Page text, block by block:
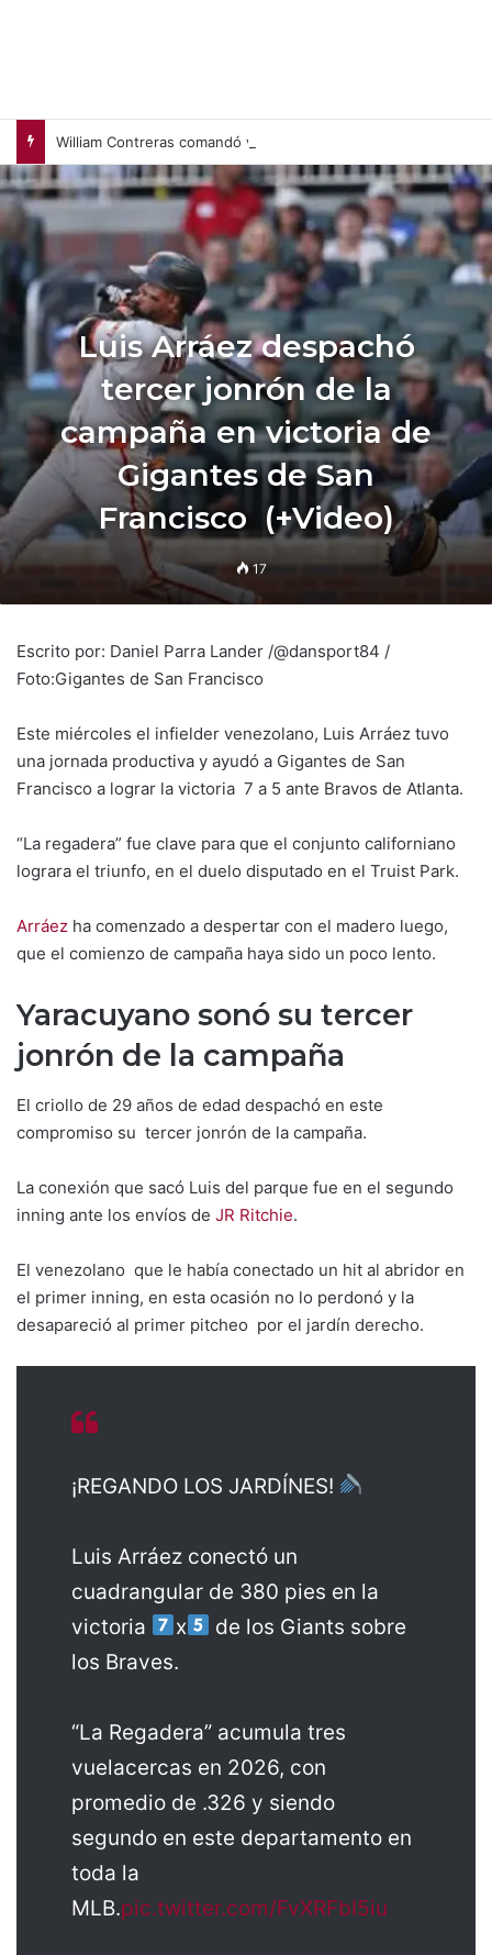
Luis Arráez despachó
tercer jonrón de la
campaña en victoria de
Gigantes de San
Francisco (+Video)
17
Escrito por: Daniel Parra Lander /@dansport84 /
Foto:Gigantes de San Francisco
Este miércoles el infielder venezolano, Luis Arráez tuvo
una jornada productiva y ayudó a Gigantes de San
Francisco a lograr la victoria 7 a 5 ante Bravos de Atlanta.
“La regadera” fue clave para que el conjunto californiano
lograra el triunfo, en el duelo disputado en el Truist Park.
Arráez ha comenzado a despertar con el madero luego,
que el comienzo de campaña haya sido un poco lento.
Yaracuyano sonó su tercer
jonrón de la campaña
El criollo de 29 años de edad despachó en este
compromiso su tercer jonrón de la campaña.
La conexión que sacó Luis del parque fue en el segundo
inning ante los envíos de JR Ritchie.
El venezolano que le había conectado un hit al abridor en
el primer inning, en esta ocasión no lo perdonó y la
desapareció al primer pitcheo por el jardín derecho.
¡REGANDO LOS JARDÍNES!
Luis Arráez conectó un
cuadrangular de 380 pies en la
victoria
x
de los Giants sobre
los Braves.
“La Regadera” acumula tres
vuelacercas en 2026, con
promedio de .326 y siendo
segundo en este departamento en
toda la
MLB.pic.twitter.com/FvXRFbI5iu